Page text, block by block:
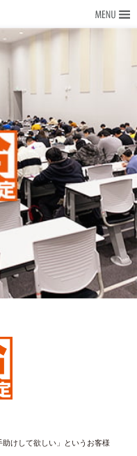
助けして欲しい」というお客様